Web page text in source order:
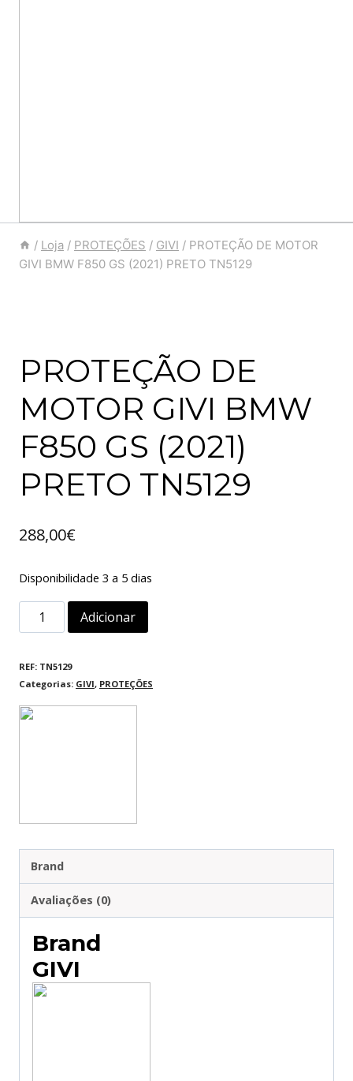
/ Loja / PROTEÇÕES / GIVI / PROTEÇÃO DE MOTOR
GIVI BMW F850 GS (2021) PRETO TN5129
PROTEÇÃO DE
MOTOR GIVI BMW
F850 GS (2021)
PRETO TN5129
288,00€
Disponibilidade 3 a 5 dias
Quantidade
de
PROTEÇÃO
DE
MOTOR
PRETO
Adicionar
REF: TN5129
Categorias: GIVI, PROTEÇÕES
Brand
Avaliações (0)
Brand
GIVI